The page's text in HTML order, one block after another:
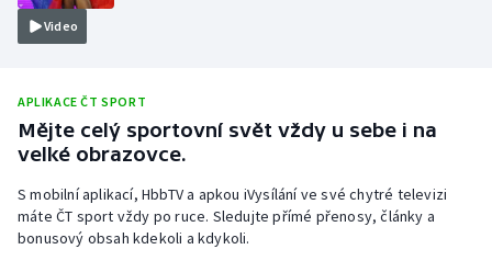
Ragby
Rychlostní kanoistika
Sportovní střelba
Video
APLIKACE ČT SPORT
Mějte celý sportovní svět vždy u sebe i na
velké obrazovce.
S mobilní aplikací, HbbTV a apkou iVysílání ve své chytré televizi
máte ČT sport vždy po ruce. Sledujte přímé přenosy, články a
bonusový obsah kdekoli a kdykoli.